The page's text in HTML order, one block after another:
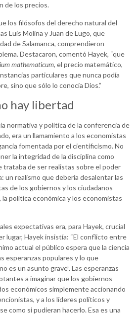
de los precios.
los filósofos del derecho natural del
Luis Molina y Juan de Lugo, que
de Salamanca, comprendieron
Destacaron, comentó Hayek, “que
mathematicum, el precio matemático,
particulares que nunca podía
sino que sólo lo conocía Dios.”
hay libertad
normativa y política de la conferencia de
era un llamamiento a los economistas
fomentada por el cientificismo. No
la integridad de la disciplina como
trataba de ser realistas sobre el poder
un realismo que debería desalentar las
de los gobiernos y los ciudadanos
la política económica y los economistas
expectativas era, para Hayek, crucial
lugar, Hayek insistía: “El conflicto entre
actual el público espera que la ciencia
esperanzas populares y lo que
es un asunto grave”. Las esperanzas
a imaginar que los gobiernos
económicos simplemente accionando
y a los líderes políticos y
como si pudieran hacerlo. Esa es una